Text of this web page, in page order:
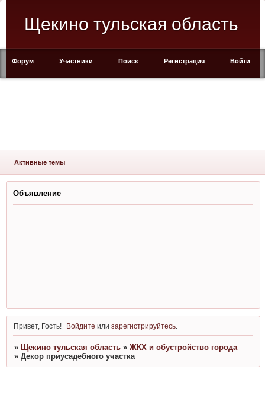
Щекино тульская область
Форум Участники Поиск Регистрация Войти
Активные темы
Объявление
Привет, Гость! Войдите илизарегистрируйтесь
» Щекино тульская область » ЖКХ и обустройство города
» Декор приусадебного участка